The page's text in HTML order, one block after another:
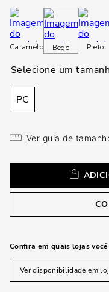
Caramelo Bege Preto
PC
Ver guia de
Confira em quais lojas
Ver disponibilidade em